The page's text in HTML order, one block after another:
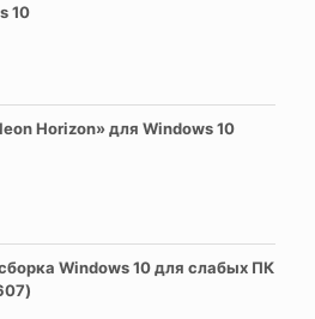
10
Horizon» для Windows 10
Windows 10 для слабых ПК